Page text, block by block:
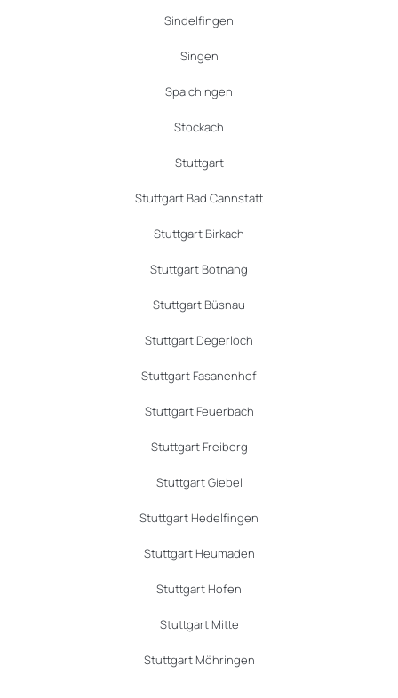
Sindelfingen
Singen
Spaichingen
Stockach
Stuttgart
Stuttgart Bad Cannstatt
Stuttgart Birkach
Stuttgart Botnang
Stuttgart Büsnau
Stuttgart Degerloch
Stuttgart Fasanenhof
Stuttgart Feuerbach
Stuttgart Freiberg
Stuttgart Giebel
Stuttgart Hedelfingen
Stuttgart Heumaden
Stuttgart Hofen
Stuttgart Mitte
Stuttgart Möhringen